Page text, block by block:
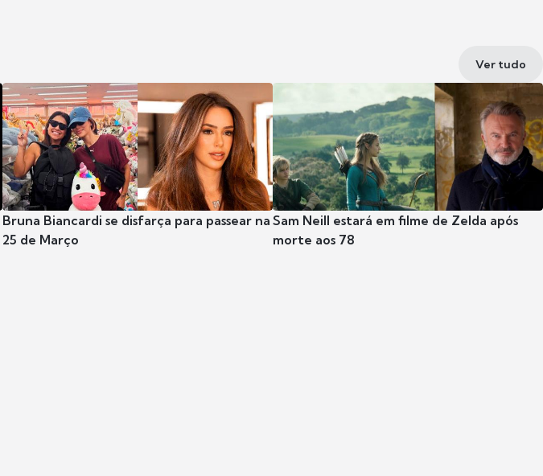
Ver tudo
Bruna Biancardi se disfarça para passear na
25 de Março
Sam Neill estará em filme de Zelda após
morte aos 78